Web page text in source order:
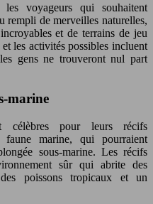
voyageurs qui souhaitent
rempli de merveilles naturelles,
et de terrains de jeu
les activités possibles incluent
gens ne trouveront nul part
marine
célèbres pour leurs récifs
marine, qui pourraient
sous-marine. Les récifs
sûr qui abrite des
des poissons tropicaux et un